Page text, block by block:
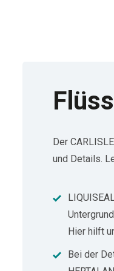
Der
und Details.
Hier hilft
Bei der